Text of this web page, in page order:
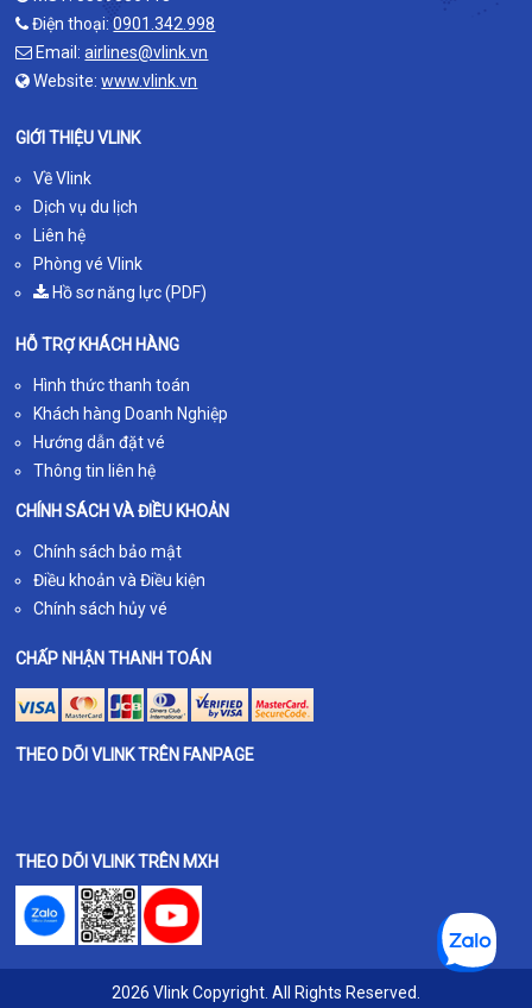
Điện thoại:0901.342.998
Email:airlines@vlink.vn
Website:www.vlink.vn
GIỚI THIỆU VLINK
Về Vlink
Dịch vụ du lịch
Liên hệ
Phòng vé Vlink
Hồ sơ năng lực (PDF)
HỖ TRỢ KHÁCH HÀNG
Hình thức thanh toán
Khách hàng Doanh Nghiệp
Hướng dẫn đặt vé
Thông tin liên hệ
CHÍNH SÁCH VÀ ĐIỀU KHOẢN
Chính sách bảo mật
Điều khoản và Điều kiện
Chính sách hủy vé
CHẤP NHẬN THANH TOÁN
THEO DÕI VLINK TRÊN FANPAGE
THEO DÕI VLINK TRÊN MXH
2026 Vlink Copyright. All Rights Reserved.